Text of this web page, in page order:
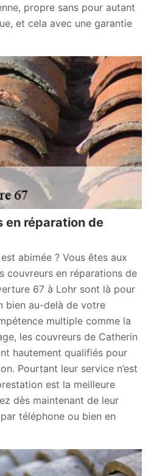
propre sans pour autant
et cela avec une garantie
en réparation de
abimée ? Vous êtes aux
couvreurs en réparations de
67 à Lohr sont là pour
bien au-delà de votre
multiple comme la
les couvreurs de Catherin
hautement qualifiés pour
Pourtant leur service n’est
est la meilleure
dès maintenant de leur
téléphone ou bien en